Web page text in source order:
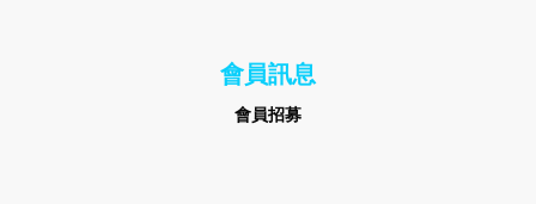
會員訊息
會員招募